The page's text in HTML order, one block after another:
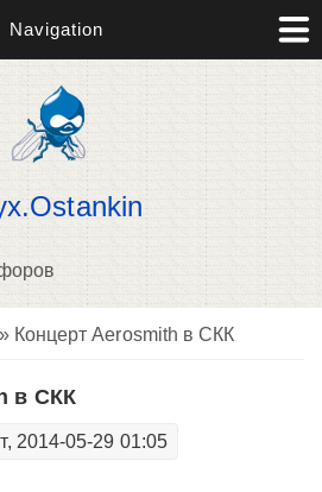
Navigation
» Концерт Aerosmith в СКК
в СКК
2014-05-29 01:05